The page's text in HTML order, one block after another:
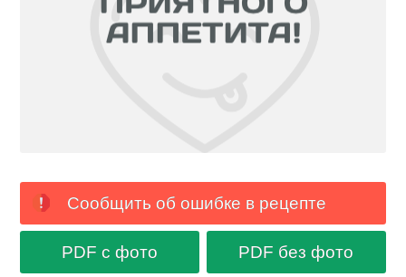
Сообщить об ошибке в рецепте
PDF с фото PDF без фото